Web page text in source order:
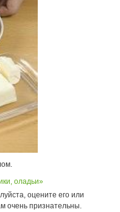
оладьи»
оцените его или
очень признательны.